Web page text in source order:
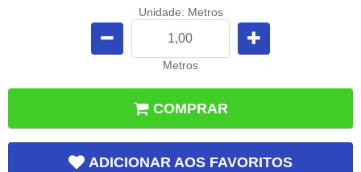
Unidade: Metros
Metros
COMPRAR
ADICIONAR AOS FAVORITOS